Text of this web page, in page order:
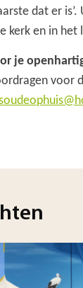
dat er is’.
kerk en in het
je
voor